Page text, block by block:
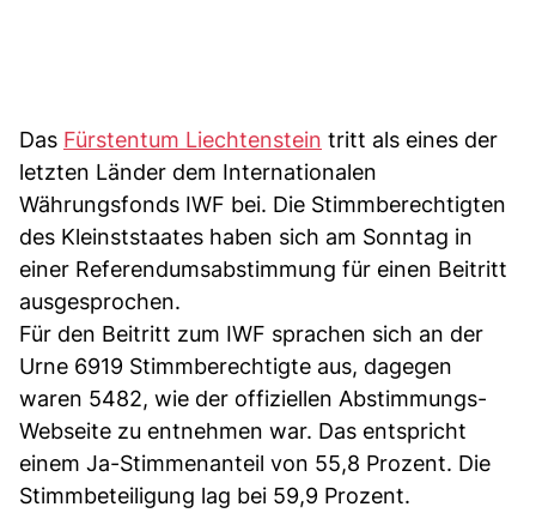
Das Fürstentum Liechtenstein tritt als eines der
letzten Länder dem Internationalen
Währungsfonds IWF bei. Die Stimmberechtigten
des Kleinststaates haben sich am Sonntag in
einer Referendumsabstimmung für einen Beitritt
ausgesprochen.
Für den Beitritt zum IWF sprachen sich an der
Urne 6919 Stimmberechtigte aus, dagegen
waren 5482, wie der offiziellen Abstimmungs-
Webseite zu entnehmen war. Das entspricht
einem Ja-Stimmenanteil von 55,8 Prozent. Die
Stimmbeteiligung lag bei 59,9 Prozent.